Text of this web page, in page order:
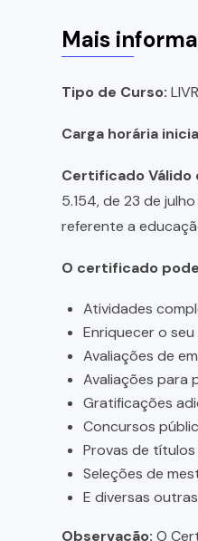
Mais
Tipo de Curso:
Carga horária
Certificado Válido
5.154, de 23 de
referente a
O certificado
Atividades
Enriquecer o
Avaliações de
Avaliações para
Gratificações
Concursos
Provas de
Seleções de
E diversas
Observação: O